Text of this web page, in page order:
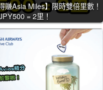
賺Asia Miles】限時雙倍里數！
= 2里！